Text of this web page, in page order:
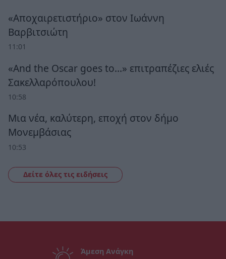
«Αποχαιρετιστήριο» στον Ιωάννη
Βαρβιτσιώτη
11:01
«And the Oscar goes to...» επιτραπέζιες ελιές
Σακελλαρόπουλου!
10:58
Μια νέα, καλύτερη, εποχή στον δήμο
Μονεμβάσιας
10:53
Δείτε όλες τις ειδήσεις
Άμεση Ανάγκη